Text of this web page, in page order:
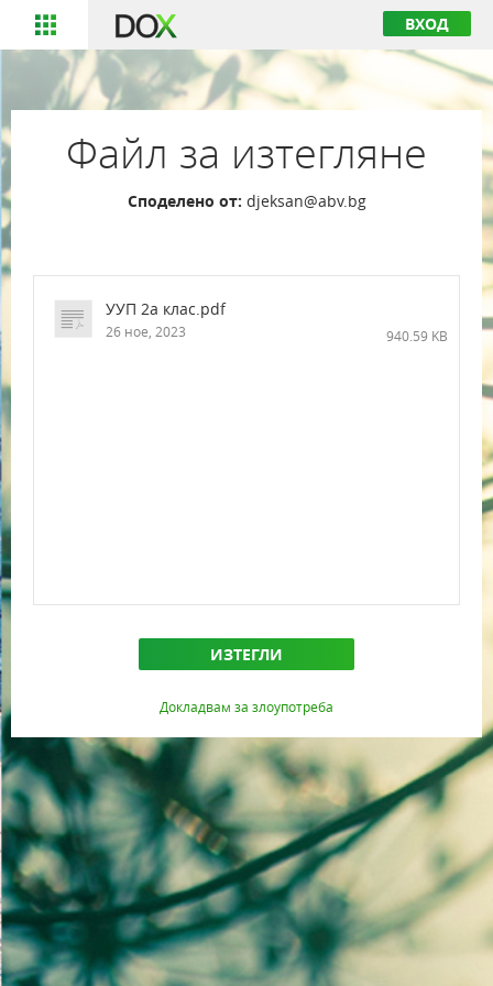
ВХОД
Файл за изтегляне
Споделено от: djeksan@abv.bg
УУП 2а клас.pdf
26 ное, 2023 940.59 KB
ИЗТЕГЛИ
Докладвам за злоупотреба